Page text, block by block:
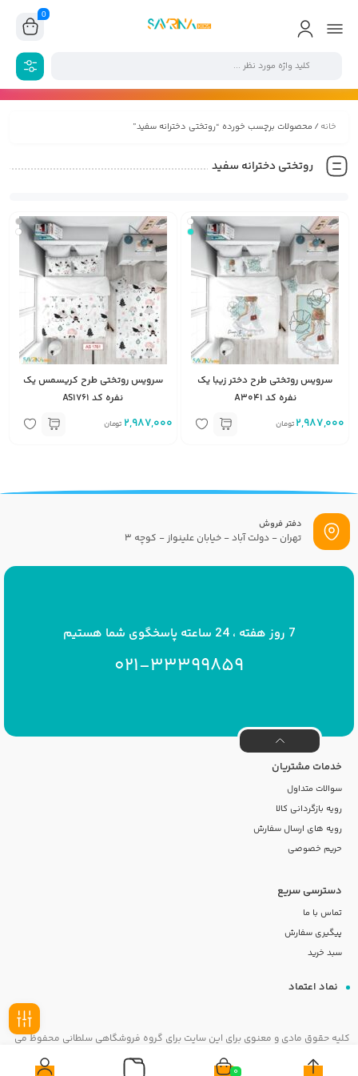
0
خانه/ محصولات برچسب خورده “روتختی دخترانه سفید”
روتختی دخترانه سفید
سرویس روتختی طرح دختر زیبا یک
نفره کد A3041
2,987,000 تومان
سرویس روتختی طرح کریسمس یک
نفره کد AS1761
2,987,000 تومان
0
دفتر فروش
تهران - دولت آباد - خیابان علینواز - کوچه 3
7 روز هفته ، 24 ساعته پاسخگوی شما هستیم
021-33399859
خدمات مشتریان
سوالات متداول
رویه بازگردانی کالا
رویه های ارسال سفارش
حریم خصوصی
دسترسی سریع
تماس با ما
پیگیری سفارش
سبد خرید
نماد اعتماد
کلیه حقوق مادی و معنوی برای این سایت برای گروه فروشگاهی سلطانی محفوظ می